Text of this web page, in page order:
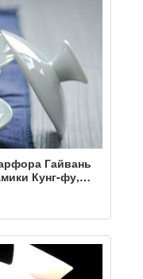
Гайвань
Кунг-фу,
домашняя